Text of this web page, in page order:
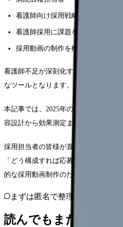
看護師向け採用戦略を立てる立場
看護師採用に課題を感じている医
採用動画の制作を検討している方
看護師不足が深刻化する現在、効果
なツールとなります。
本記事では、2025年の最新トレンド
容設計から効果測定まで、実践的な手
採用担当者の皆様が直面する「どの
「どう構成すれば応募につながるか
的な採用動画制作のためのガイドライ
まずは匿名で整理
読んでもまだ苦しい